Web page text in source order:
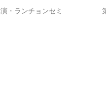
・ランチョンセミ